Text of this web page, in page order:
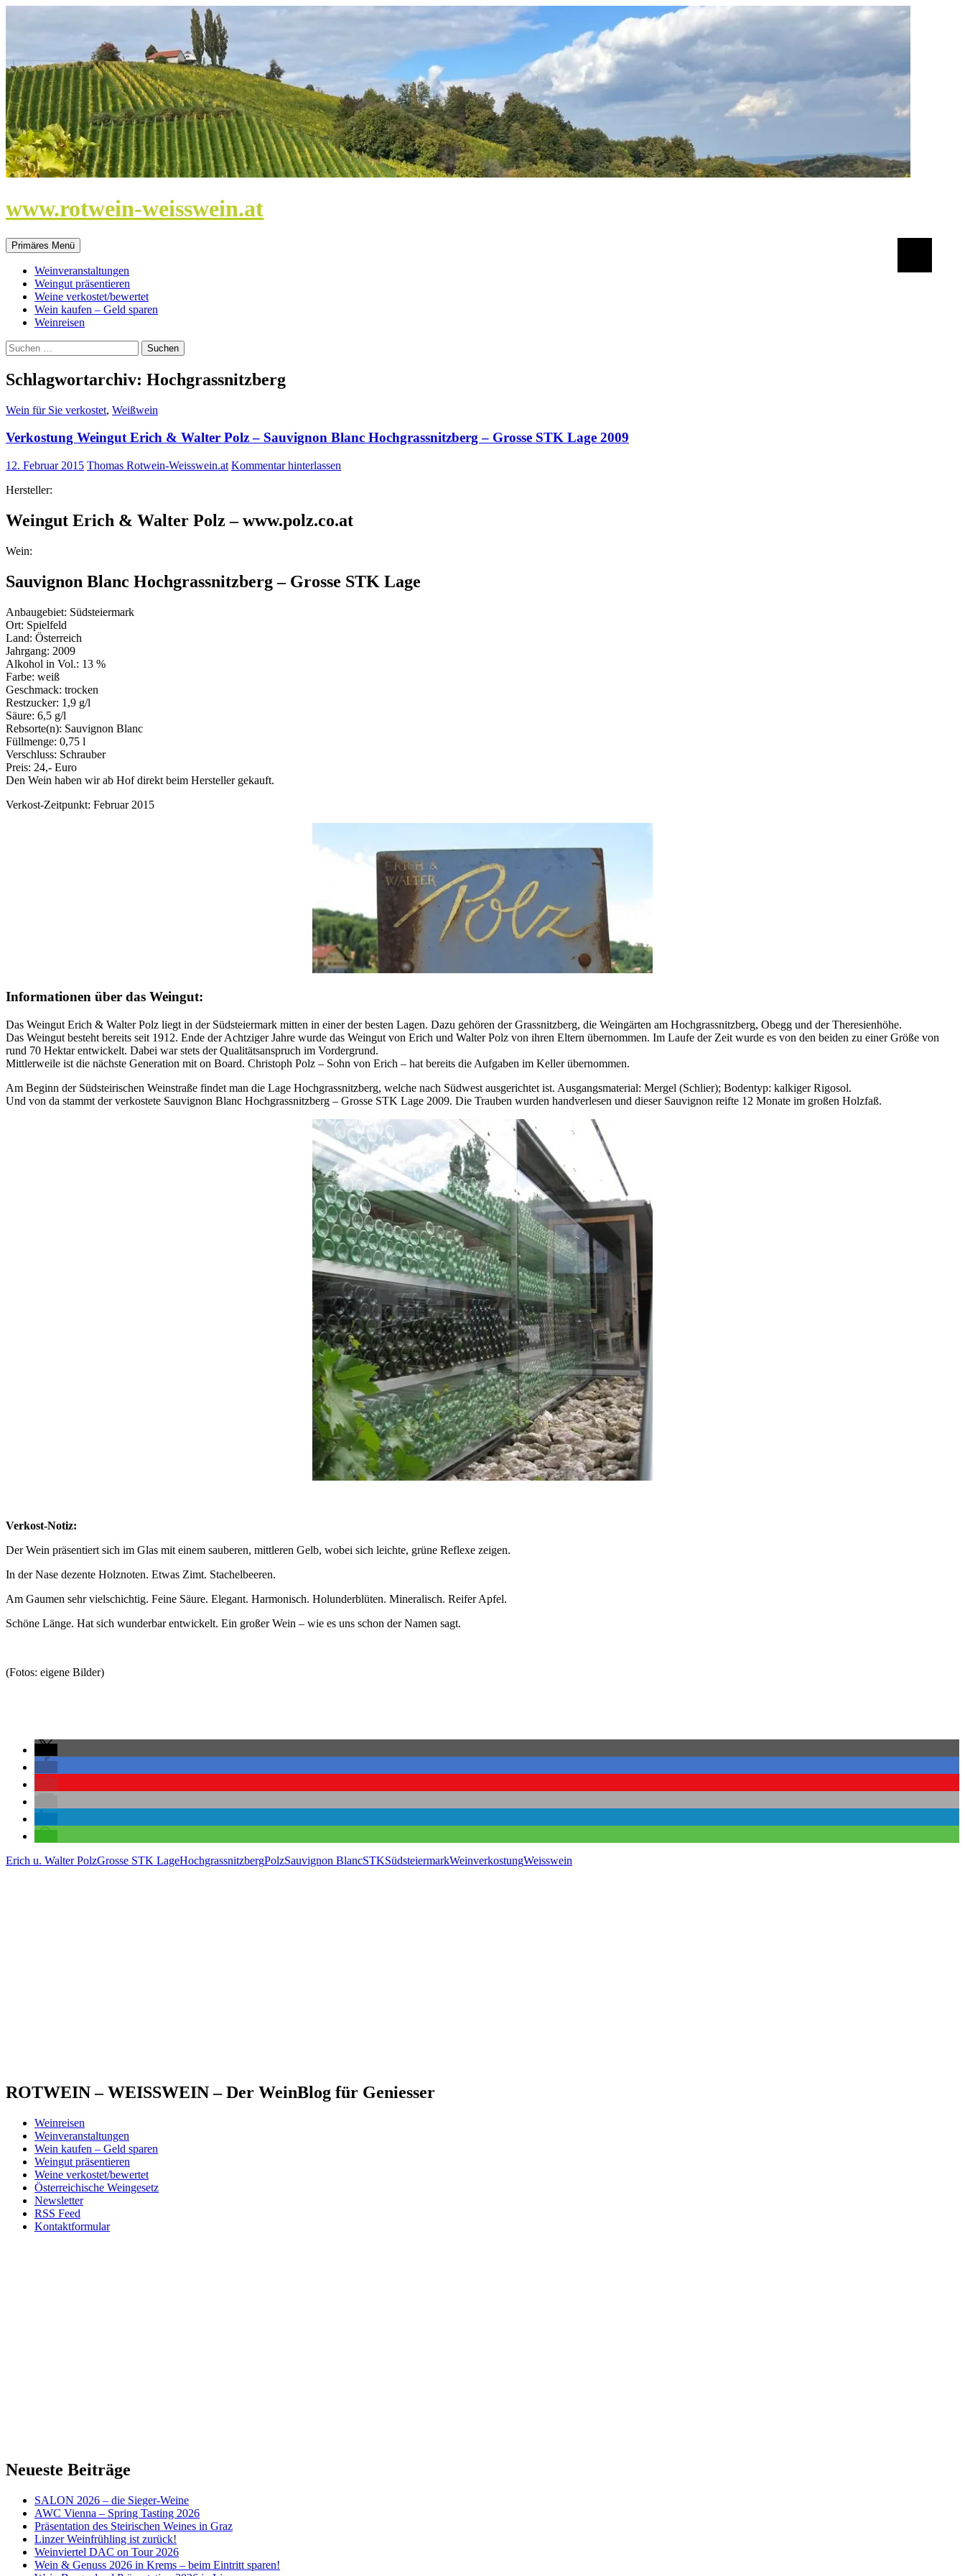
www.rotwein-weisswein.at
Primäres Menü
Weinveranstaltungen
Weingut präsentieren
Weine verkostet/bewertet
Wein kaufen – Geld sparen
Weinreisen
Suchen
nach:
Schlagwortarchiv: Hochgrassnitzberg
Wein für Sie verkostet, Weißwein
Verkostung Weingut Erich & Walter Polz – Sauvignon Blanc Hochgrassnitzberg – Grosse STK Lage 2009
12. Februar 2015 Thomas Rotwein-Weisswein.at Kommentar hinterlassen
Hersteller:
Weingut Erich & Walter Polz – www.polz.co.at
Wein:
Sauvignon Blanc Hochgrassnitzberg – Grosse STK Lage
Anbaugebiet: Südsteiermark
Ort: Spielfeld
Land: Österreich
Jahrgang: 2009
Alkohol in Vol.: 13 %
Farbe: weiß
Geschmack: trocken
Restzucker: 1,9 g/l
Säure: 6,5 g/l
Rebsorte(n): Sauvignon Blanc
Füllmenge: 0,75 l
Verschluss: Schrauber
Preis: 24,- Euro
Den Wein haben wir ab Hof direkt beim Hersteller gekauft.
Verkost-Zeitpunkt: Februar 2015
Informationen über das Weingut:
Das Weingut Erich & Walter Polz liegt in der Südsteiermark mitten in einer der besten Lagen. Dazu gehören der Grassnitzberg, die Weingärten am Hochgrassnitzberg, Obegg und der Theresienhöhe.
Das Weingut besteht bereits seit 1912. Ende der Achtziger Jahre wurde das Weingut von Erich und Walter Polz von ihren Eltern übernommen. Im Laufe der Zeit wurde es von den beiden zu einer Größe von
rund 70 Hektar entwickelt. Dabei war stets der Qualitätsanspruch im Vordergrund.
Mittlerweile ist die nächste Generation mit on Board. Christoph Polz – Sohn von Erich – hat bereits die Aufgaben im Keller übernommen.
Am Beginn der Südsteirischen Weinstraße findet man die Lage Hochgrassnitzberg, welche nach Südwest ausgerichtet ist. Ausgangsmaterial: Mergel (Schlier); Bodentyp: kalkiger Rigosol.
Und von da stammt der verkostete Sauvignon Blanc Hochgrassnitzberg – Grosse STK Lage 2009. Die Trauben wurden handverlesen und dieser Sauvignon reifte 12 Monate im großen Holzfaß.
Verkost-Notiz:
Der Wein präsentiert sich im Glas mit einem sauberen, mittleren Gelb, wobei sich leichte, grüne Reflexe zeigen.
In der Nase dezente Holznoten. Etwas Zimt. Stachelbeeren.
Am Gaumen sehr vielschichtig. Feine Säure. Elegant. Harmonisch. Holunderblüten. Mineralisch. Reifer Apfel.
Schöne Länge. Hat sich wunderbar entwickelt. Ein großer Wein – wie es uns schon der Namen sagt.
(Fotos: eigene Bilder)
Erich u. Walter PolzGrosse STK LageHochgrassnitzbergPolzSauvignon BlancSTKSüdsteiermarkWeinverkostungWeisswein
ROTWEIN – WEISSWEIN – Der WeinBlog für Geniesser
Weinreisen
Weinveranstaltungen
Wein kaufen – Geld sparen
Weingut präsentieren
Weine verkostet/bewertet
Österreichische Weingesetz
Newsletter
RSS Feed
Kontaktformular
Neueste Beiträge
SALON 2026 – die Sieger-Weine
AWC Vienna – Spring Tasting 2026
Präsentation des Steirischen Weines in Graz
Linzer Weinfrühling ist zurück!
Weinviertel DAC on Tour 2026
Wein & Genuss 2026 in Krems – beim Eintritt sparen!